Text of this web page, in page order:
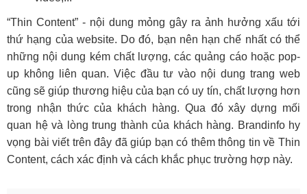
“Thin Content” - nội dung mỏng gây ra ảnh hưởng xấu tới
thứ hạng của website. Do đó, bạn nên hạn chế nhất có thể
những nội dung kém chất lượng, các quảng cáo hoặc pop-
up không liên quan. Việc đầu tư vào nội dung trang web
cũng sẽ giúp thương hiệu của bạn có uy tín, chất lượng hơn
trong nhận thức của khách hàng. Qua đó xây dựng mối
quan hệ và lòng trung thành của khách hàng. Brandinfo hy
vọng bài viết trên đây đã giúp bạn có thêm thông tin về Thin
Content, cách xác định và cách khắc phục trường hợp này.